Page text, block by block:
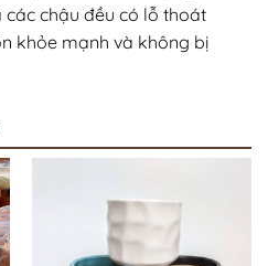
chậu đều có lỗ thoát
khỏe mạnh và không bị